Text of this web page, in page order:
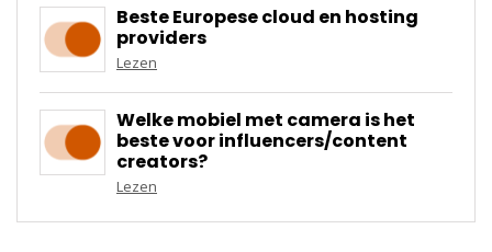
Beste Europese cloud en hosting
providers
Lezen
Welke mobiel met camera is het
beste voor influencers/content
creators?
Lezen